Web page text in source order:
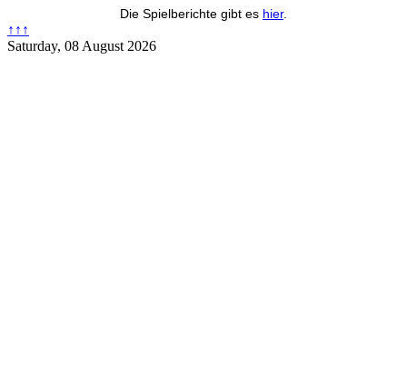
Die Spielberichte gibt es hier.
↑↑↑
Saturday, 08 August 2026